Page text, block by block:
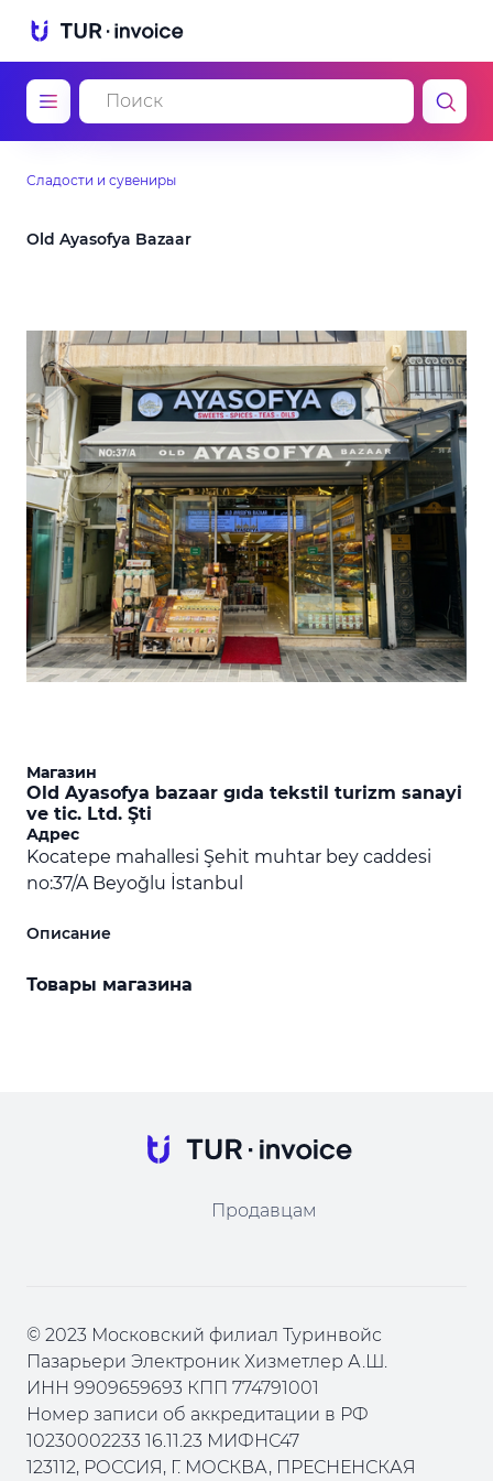
Сладости и сувениры
Old Ayasofya Bazaar
Магазин
Old Ayasofya bazaar gıda tekstil turizm sanayi
ve tic. Ltd. Şti
Адрес
Kocatepe mahallesi Şehit muhtar bey caddesi
no:37/A Beyoğlu İstanbul
Описание
Товары магазина
Продавцам
© 2023 Московский филиал Туринвойс
Пазарьери Электроник Хизметлер А.Ш.
ИНН 9909659693 КПП 774791001
Номер записи об аккредитации в РФ
10230002233 16.11.23 МИФНС47
123112, РОССИЯ, Г. МОСКВА, ПРЕСНЕНСКАЯ